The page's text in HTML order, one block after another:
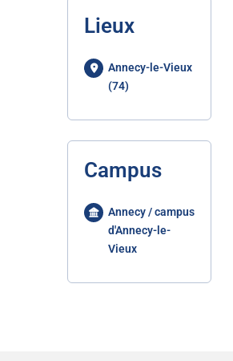
Lieux
Annecy-le-Vieux
(74)
Campus
Annecy / campus
d'Annecy-le-
Vieux